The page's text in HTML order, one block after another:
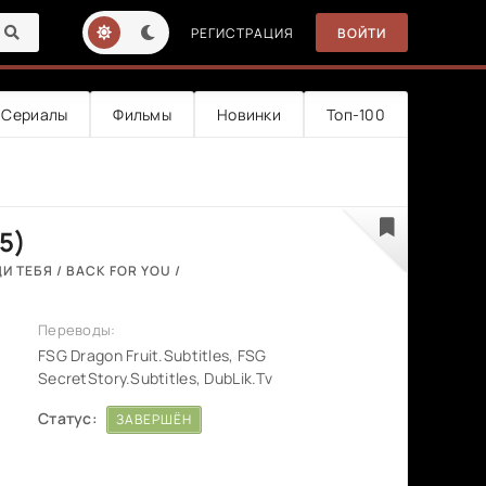
РЕГИСТРАЦИЯ ВОЙТИ
Сериалы Фильмы Новинки Топ-100
/ BACK FOR YOU /
Переводы:
FSG Dragon Fruit.Subtitles, FSG
SecretStory.Subtitles, DubLik.Tv
Статус:
ЗАВЕРШЁН